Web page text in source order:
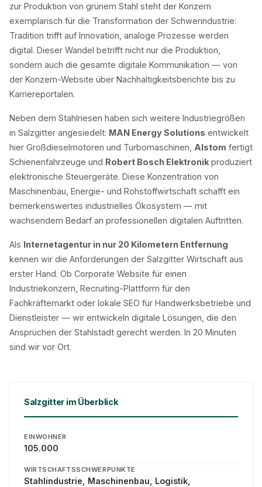
zur Produktion von grünem Stahl steht der Konzern
exemplarisch für die Transformation der Schwerindustrie:
Tradition trifft auf Innovation, analoge Prozesse werden
digital. Dieser Wandel betrifft nicht nur die Produktion,
sondern auch die gesamte digitale Kommunikation — von
der Konzern-Website über Nachhaltigkeitsberichte bis zu
Karriereportalen.
Neben dem Stahlriesen haben sich weitere Industriegrößen
in Salzgitter angesiedelt: MAN Energy Solutions entwickelt
hier Großdieselmotoren und Turbomaschinen, Alstom fertigt
Schienenfahrzeuge und Robert Bosch Elektronik produziert
elektronische Steuergeräte. Diese Konzentration von
Maschinenbau, Energie- und Rohstoffwirtschaft schafft ein
bemerkenswertes industrielles Ökosystem — mit
wachsendem Bedarf an professionellen digitalen Auftritten.
Als Internetagentur in nur 20 Kilometern Entfernung
kennen wir die Anforderungen der Salzgitter Wirtschaft aus
erster Hand. Ob Corporate Website für einen
Industriekonzern, Recruiting-Plattform für den
Fachkräftemarkt oder lokale SEO für Handwerksbetriebe und
Dienstleister — wir entwickeln digitale Lösungen, die den
Ansprüchen der Stahlstadt gerecht werden. In 20 Minuten
sind wir vor Ort.
Salzgitter im Überblick
EINWOHNER
105.000
WIRTSCHAFTSSCHWERPUNKTE
Stahlindustrie, Maschinenbau, Logistik,